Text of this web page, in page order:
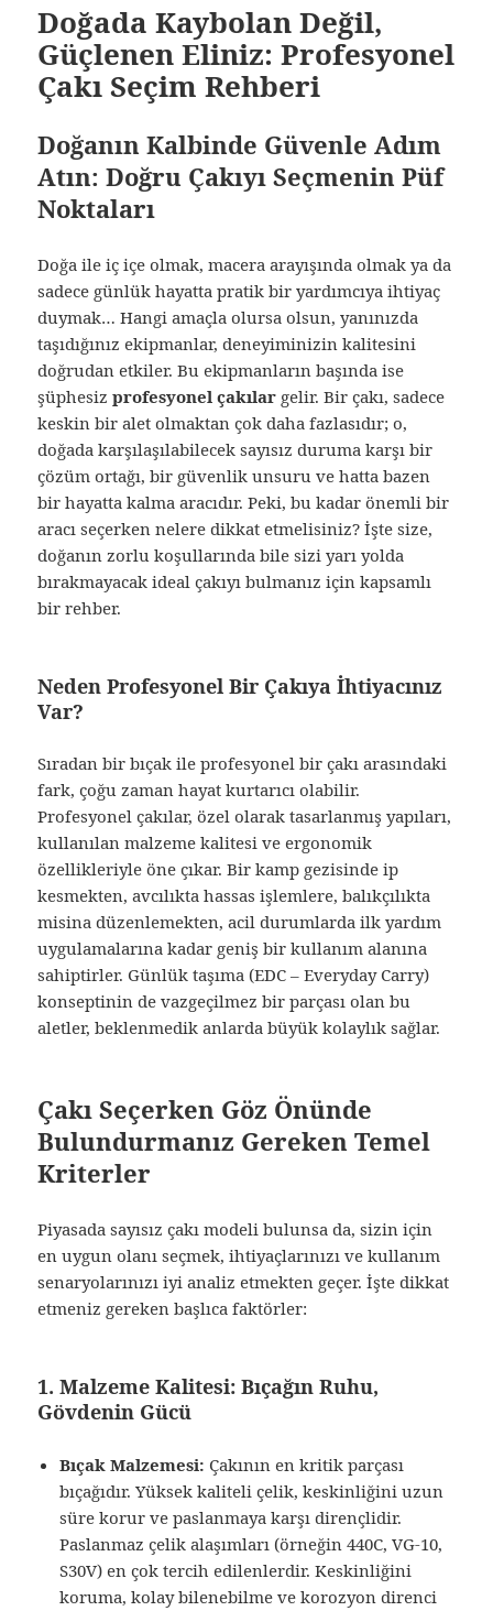
Doğada Kaybolan Değil,
Güçlenen Eliniz: Profesyonel
Çakı Seçim Rehberi
Doğanın Kalbinde Güvenle Adım
Atın: Doğru Çakıyı Seçmenin Püf
Noktaları
Doğa ile iç içe olmak, macera arayışında olmak ya da
sadece günlük hayatta pratik bir yardımcıya ihtiyaç
duymak… Hangi amaçla olursa olsun, yanınızda
taşıdığınız ekipmanlar, deneyiminizin kalitesini
doğrudan etkiler. Bu ekipmanların başında ise
şüphesizprofesyonel çakılar gelir. Bir çakı, sadece
keskin bir alet olmaktan çok daha fazlasıdır; o,
doğada karşılaşılabilecek sayısız duruma karşı bir
çözüm ortağı, bir güvenlik unsuru ve hatta bazen
bir hayatta kalma aracıdır. Peki, bu kadar önemli bir
aracı seçerken nelere dikkat etmelisiniz? İşte size,
doğanın zorlu koşullarında bile sizi yarı yolda
bırakmayacak ideal çakıyı bulmanız için kapsamlı
bir rehber.
Neden Profesyonel Bir Çakıya İhtiyacınız
Var?
Sıradan bir bıçak ile profesyonel bir çakı arasındaki
fark, çoğu zaman hayat kurtarıcı olabilir.
Profesyonel çakılar, özel olarak tasarlanmış yapıları,
kullanılan malzeme kalitesi ve ergonomik
özellikleriyle öne çıkar. Bir kamp gezisinde ip
kesmekten, avcılıkta hassas işlemlere, balıkçılıkta
misina düzenlemekten, acil durumlarda ilk yardım
uygulamalarına kadar geniş bir kullanım alanına
sahiptirler. Günlük taşıma (EDC – Everyday Carry)
konseptinin de vazgeçilmez bir parçası olan bu
aletler, beklenmedik anlarda büyük kolaylık sağlar.
Çakı Seçerken Göz Önünde
Bulundurmanız Gereken Temel
Kriterler
Piyasada sayısız çakı modeli bulunsa da, sizin için
en uygun olanı seçmek, ihtiyaçlarınızı ve kullanım
senaryolarınızı iyi analiz etmekten geçer. İşte dikkat
etmeniz gereken başlıca faktörler:
1. Malzeme Kalitesi: Bıçağın Ruhu,
Gövdenin Gücü
Bıçak Malzemesi: Çakının en kritik parçası
bıçağıdır. Yüksek kaliteli çelik, keskinliğini uzun
süre korur ve paslanmaya karşı dirençlidir.
Paslanmaz çelik alaşımları (örneğin 440C, VG-10,
S30V) en çok tercih edilenlerdir. Keskinliğini
koruma, kolay bilenebilme ve korozyon direnci